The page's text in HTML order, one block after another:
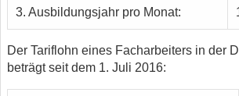
3. Ausbildungsjahr pro Monat:
Der Tariflohn eines Facharbeiters in der
beträgt seit dem 1. Juli 2016: